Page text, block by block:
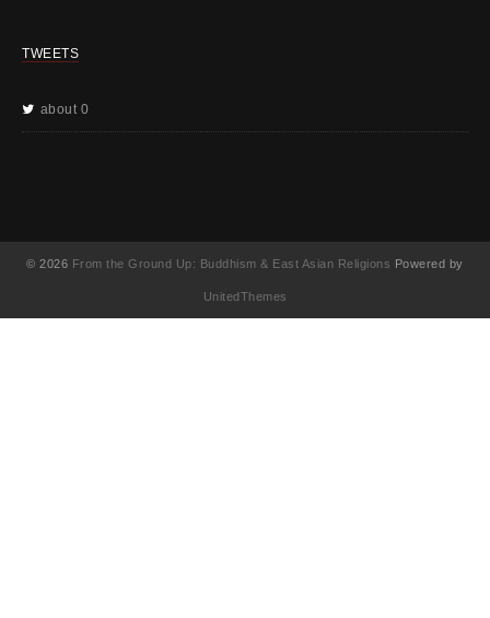
TWEETS
about 0
© 2026 From the Ground Up: Buddhism & East Asian Religions Powered by
UnitedThemes